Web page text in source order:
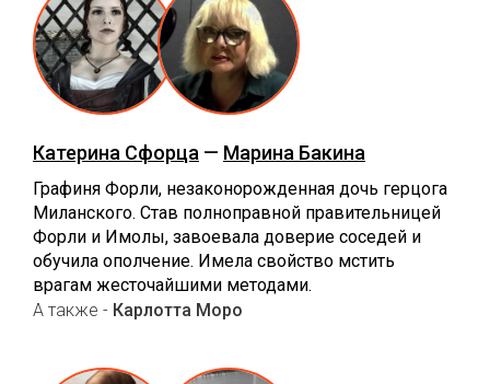
Катерина Сфорца — Марина Бакина
Графиня Форли, незаконорожденная дочь герцога
Миланского. Став полноправной правительницей
Форли и Имолы, завоевала доверие соседей и
обучила ополчение. Имела свойство мстить
врагам жесточайшими методами.
А также - Карлотта Моро